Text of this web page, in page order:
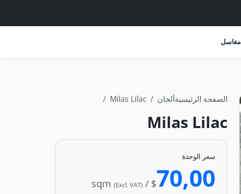
مغاسل
الصفحة الرئيسيةألحان Milas Lilac
Milas Lilac
سعر الوحدة
70,00
$ / sqm
(Excl. VAT)